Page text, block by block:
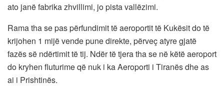
ato janë fabrika zhvillimi, jo pista vallëzimi.
Rama tha se pas përfundimit të aeroportit të Kukësit do të
krijohen 1 mijë vende pune direkte, përveç atyre gjatë
fazës së ndërtimit të tij. Ndër të tjera tha se në këtë aeroport
do kryhen fluturime që nuk i ka Aeroporti i Tiranës dhe as
ai i Prishtinës.